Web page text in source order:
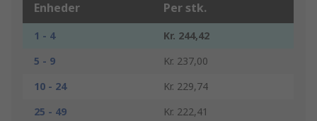
Enheder Per stk.
1 - 4
Kr. 244,42
5 - 9
Kr. 237,00
10 - 24
Kr. 229,74
25 - 49
Kr. 222,41